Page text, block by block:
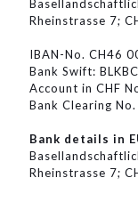
Rheinstrasse 7;
IBAN-No. CH46
Bank Swift:
Account in CHF
Bank Clearing
Bank details in
Rheinstrasse 7;